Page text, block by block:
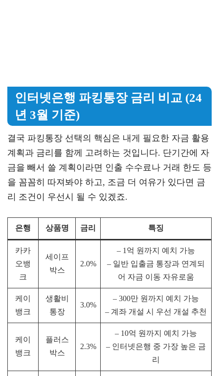
인터넷은행 파킹통장 금리 비교 (24
년 3월 기준)
결국 파킹통장 선택의 핵심은 내게 필요한 자금 활용
계획과 금리를 함께 고려하는 것입니다. 단기간에 자
금을 빼서 쓸 계획이라면 인출 수수료나 거래 한도 등
을 꼼꼼히 따져봐야 하고, 조금 더 여유가 있다면 금
리 조건이 우선시 될 수 있겠죠.
은행 상품명 금리 특징
카카
오뱅
크
세이프
박스
2.0%
– 1억 원까지 예치 가능
– 일반 입출금 통장과 연계되
어 자금 이동 자유로움
케이
뱅크
생활비
통장
3.0%
– 300만 원까지 예치 가능
– 계좌 개설 시 우선 개설 추천
케이
뱅크
플러스
박스
2.3%
– 10억 원까지 예치 가능
– 인터넷은행 중 가장 높은 금
리